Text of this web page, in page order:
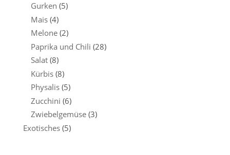
Gurken (5)
Mais (4)
Melone (2)
Paprika und Chili (28)
Salat (8)
Kürbis (8)
Physalis (5)
Zucchini (6)
Zwiebelgemüse (3)
Exotisches (5)